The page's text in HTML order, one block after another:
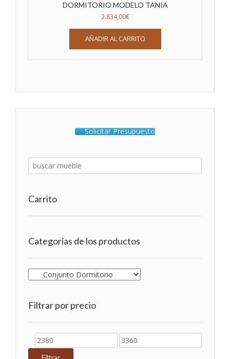
DORMITORIO MODELO TANIA
2.834,00€
AÑADIR AL CARRITO
Solicitar Presupuesto
Carrito
Categorías de los productos
Filtrar por precio
Precio
mínimo
Precio